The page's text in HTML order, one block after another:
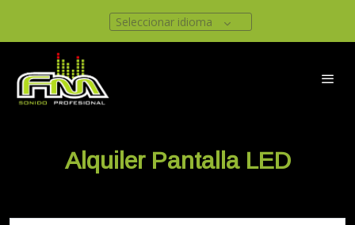
Seleccionar idioma
Alquiler Pantalla LED